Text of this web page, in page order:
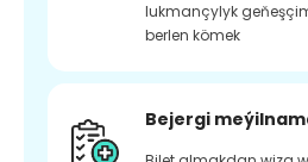
lukmançylyk
berlen kömek
Bejergi